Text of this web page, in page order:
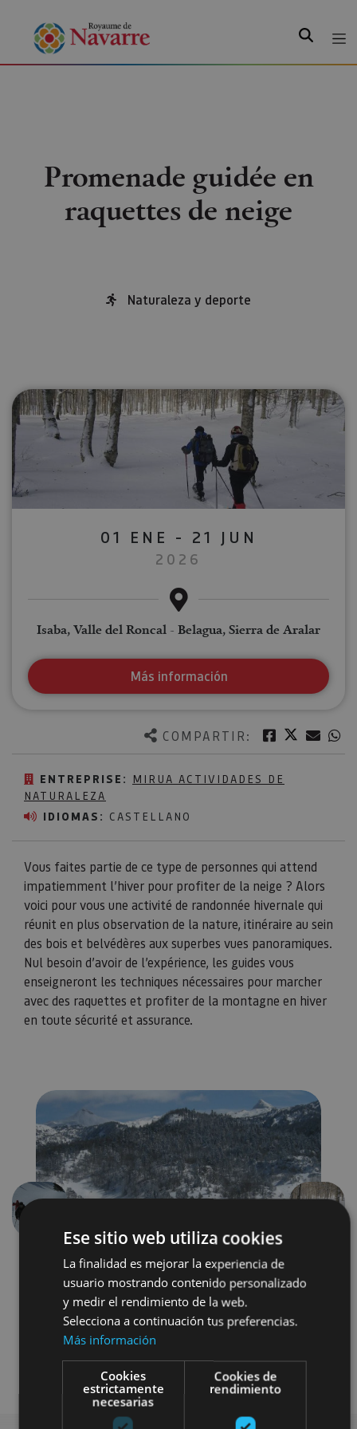
Promenade guidée en
raquettes de neige
Naturaleza y deporte
COMPARTIR: Facebook
Twitter
ENTREPRISE:
MIRUA ACTIVIDADES DE
NATURALEZA
IDIOMAS: CASTELLANO
Vous faites partie de ce type de personnes qui attend
impatiemment l’hiver pour profiter de la neige ? Alors
voici pour vous une activité de randonnée hivernale qui
réunit en plus observation de la nature, itinéraire au sein
des bois et belvédères aux superbes vues panoramiques.
Nul besoin d’avoir de l’expérience, les guides vous
enseigneront les techniques nécessaires pour marcher
avec des raquettes et profiter de la montagne en hiver
en toute sécurité et assurance.
01 ENE - 21 JUN
2026
Isaba, Valle del Roncal - Belagua, Sierra de Aralar
Más información
Suivant
Nieve Visitas guiadas
Ese sitio web utiliza cookies
La finalidad es mejorar la experiencia de
usuario mostrando contenido personalizado
y medir el rendimiento de la web.
Selecciona a continuación tus preferencias.
Más información
Cookies
estrictamente
necesarias
Cookies de
rendimiento